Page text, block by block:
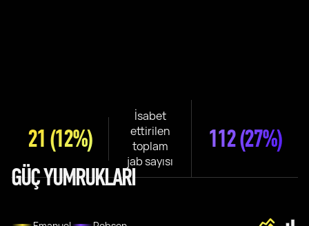
21 (12%)
İsabet
ettirilen
toplam
jab sayısı
112(27%)
GÜÇ YUMRUKLARI